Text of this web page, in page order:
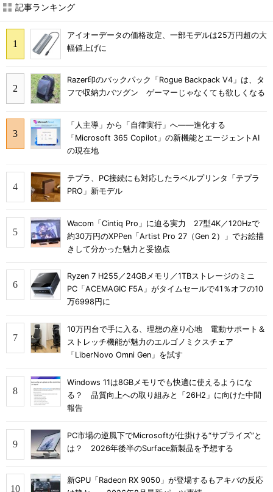
記事ランキング
アイオーデータの価格改定、一部モデルは25万円超の大
幅値上げに
Razer印のバックパック「Rogue Backpack V4」は、タ
フで収納力バツグン ゲーマーじゃなくても欲しくなる
「人主導」から「自律実行」へ――進化する
「Microsoft 365 Copilot」の新機能とエージェントAI
の現在地
テプラ、PC接続にも対応したラベルプリンタ「テプラ
PRO」新モデル
Wacom「Cintiq Pro」に迫る実力 27型4K／120Hzで
約30万円のXPPen「Artist Pro 27（Gen 2）」でお絵描
きして分かった魅力と妥協点
Ryzen 7 H255／24GBメモリ／1TBストレージのミニ
PC「ACEMAGIC F5A」がタイムセールで41％オフの10
万6998円に
10万円台で手に入る、理想の座り心地 電動サポート＆
ストレッチ機能が魅力のエルゴノミクスチェア
「LiberNovo Omni Gen」を試す
Windows 11は8GBメモリでも快適に使えるようにな
る？ 品質向上への取り組みと「26H2」に向けた中間
報告
PC市場の逆風下でMicrosoftが仕掛ける“サプライズ”と
は？ 2026年後半のSurface新製品を予想する
新GPU「Radeon RX 9050」が登場するもアキバの反応